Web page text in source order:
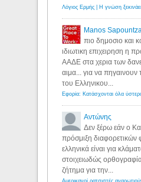
Manos
πιο δημοσιο και
ιδιωτικη επιχειρηση η
ΑΑΔΕ στα χερια των
αιμα... για να πηγαινουν
του Ελληνικου...
Αντώνης
Δεν ξέρω εάν ο
πρόσμιξη
ελληνικά είναι για
στοιχειωδώς
ζήτημα για την...